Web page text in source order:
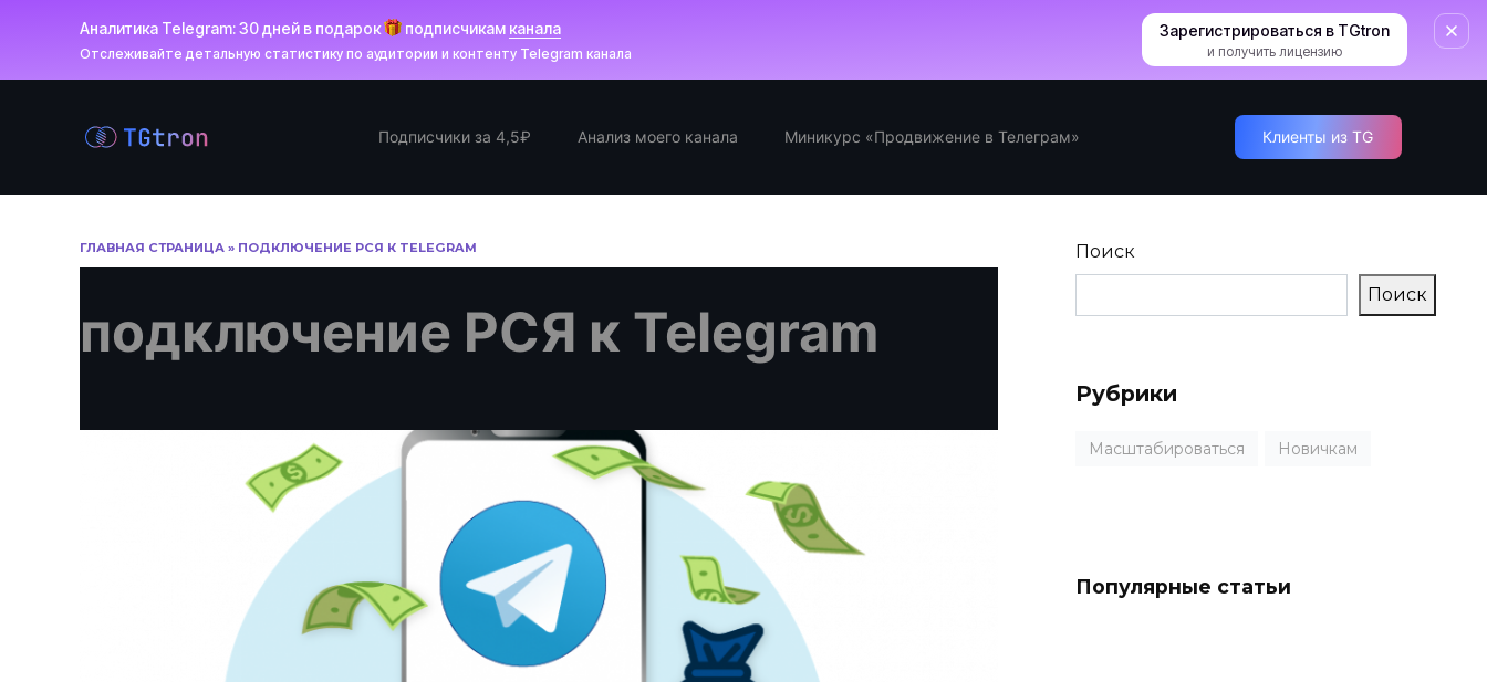
содержанию
Аналитика Telegram: 30 дней в подарок подписчикам канала
Отслеживайте детальную статистику по аудитории и контенту Telegram канала
Зарегистрироваться в TGtron
и получить лицензию
Подписчики за 4,5₽ Анализ моего канала Миникурс «Продвижение в Телеграм» Клиенты из TG
ГЛАВНАЯ СТРАНИЦА » ПОДКЛЮЧЕНИЕ РСЯ К TELEGRAM
подключение РСЯ к Telegram
Поиск
Поиск
Рубрики
Масштабироваться Новичкам
Популярные статьи